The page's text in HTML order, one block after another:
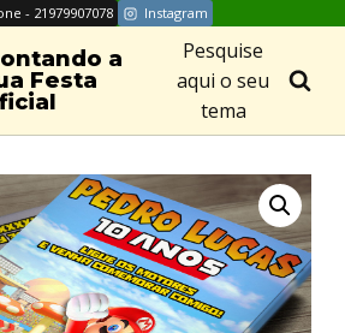
- 21979907078 Instagram
a
Festa
Pesquise
aqui o seu
tema